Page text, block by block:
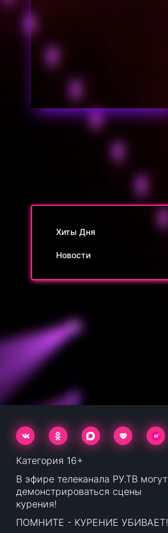
Хиты Дня
Новости
Категория 16+
В эфире телеканала РУ.ТВ могут
демонстрироваться сцены
курения!
ПОМНИТЕ - КУРЕНИЕ УБИВАЕТ!